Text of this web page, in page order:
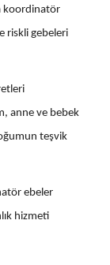
koordinatör
riskli gebeleri
anne ve bebek
teşvik
ebeler
hizmeti